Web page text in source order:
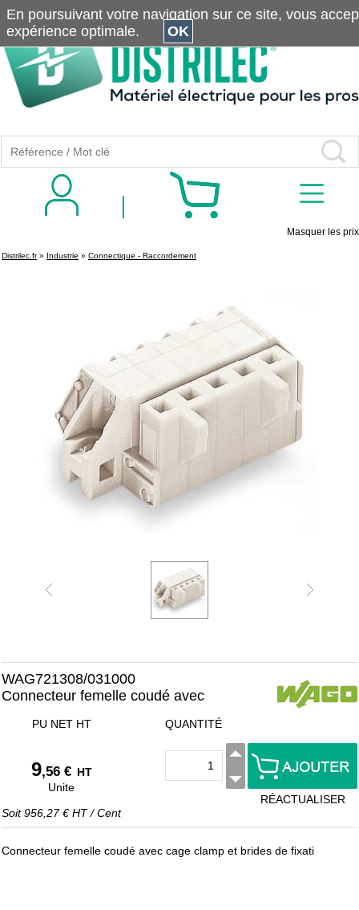
Masquer les prix
Distrilec.fr» Industrie » Connectique - Raccordement
WAG721308/031000
Connecteur femelle coudé avec
PU NET HT
9,56 € HT
Unite
Soit956,27 € HT/Cent
QUANTITÉ
RÉACTUALISER
Connecteur femelle coudé avec cage clamp et brides de fixati
En poursuivant votre navigation sur ce site, vous
expérience optimale.
OK